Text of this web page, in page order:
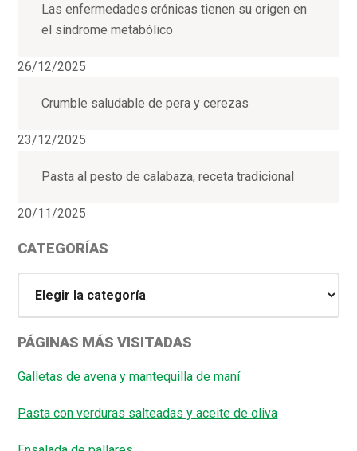
Las enfermedades crónicas tienen su origen en
el síndrome metabólico
26/12/2025
Crumble saludable de pera y cerezas
23/12/2025
Pasta al pesto de calabaza, receta tradicional
20/11/2025
CATEGORÍAS
PÁGINAS MÁS VISITADAS
Galletas de avena y mantequilla de maní
Pasta con verduras salteadas y aceite de oliva